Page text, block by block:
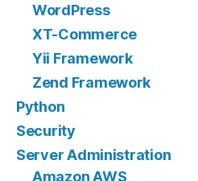
WordPress
XT-Commerce
Yii Framework
Zend Framework
Python
Security
Server Administration
Amazon AWS